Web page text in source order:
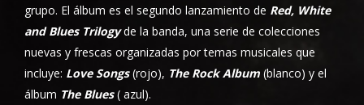
grupo. El álbum es el segundo lanzamiento de Red, White
and Blues Trilogyde la banda, una serie de colecciones
nuevas y frescas organizadas por temas musicales que
incluye: Love Songs(rojo), The Rock Album (blanco) y el
álbum The Blues( azul).